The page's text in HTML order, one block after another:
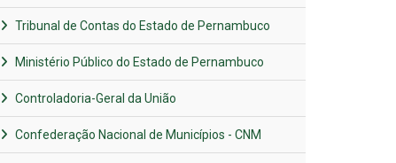
Tribunal de Contas do Estado de Pernambuco
Ministério Público do Estado de Pernambuco
Controladoria-Geral da União
Confederação Nacional de Municípios - CNM